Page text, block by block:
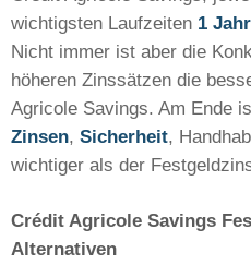
wichtigsten Laufzeiten 1 Jahr
Nicht immer ist aber die
höheren Zinssätzen die
Agricole Savings. Am Ende
Zinsen, Sicherheit,
wichtiger als der
Crédit Agricole Savings
Alternativen